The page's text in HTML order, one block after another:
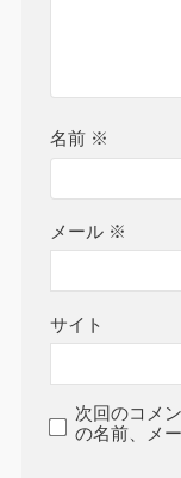
名前 ※
メール ※
サイト
次回のコメ
の名前、メ